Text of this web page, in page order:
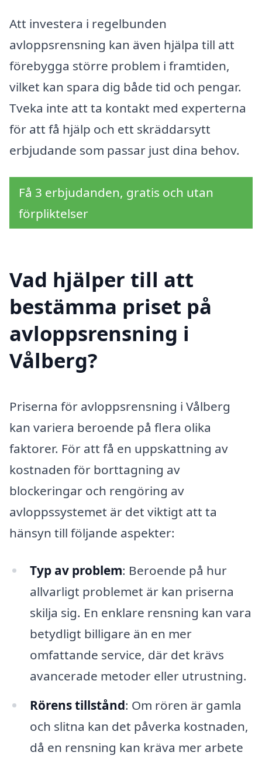
Att investera i regelbunden
avloppsrensning kan även hjälpa till att
förebygga större problem i framtiden,
vilket kan spara dig både tid och pengar.
Tveka inte att ta kontakt med experterna
för att få hjälp och ett skräddarsytt
erbjudande som passar just dina behov.
Få 3 erbjudanden, gratis och utan
förpliktelser
Vad hjälper till att
bestämma priset på
avloppsrensning i
Vålberg?
Priserna för avloppsrensning i Vålberg
kan variera beroende på flera olika
faktorer. För att få en uppskattning av
kostnaden för borttagning av
blockeringar och rengöring av
avloppssystemet är det viktigt att ta
hänsyn till följande aspekter:
Typ av problem: Beroende på hur
allvarligt problemet är kan priserna
skilja sig. En enklare rensning kan vara
betydligt billigare än en mer
omfattande service, där det krävs
avancerade metoder eller utrustning.
Rörens tillstånd: Om rören är gamla
och slitna kan det påverka kostnaden,
då en rensning kan kräva mer arbete